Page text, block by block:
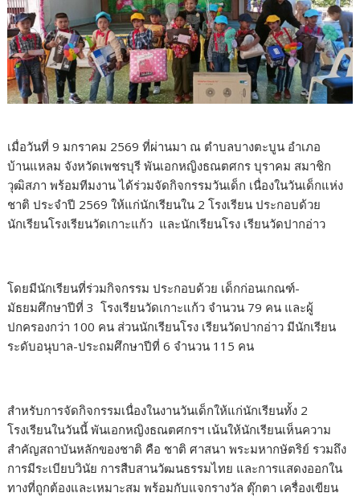
เมื่อวันที่ 9 มกราคม 2569 ที่ผ่านมา ณ ตำบลบางตะบูน อำเภอ
บ้านแหลม จังหวัดเพชรบุรี พันเอกหญิงธณตศกร บุราคม สมาชิก
วุฒิสภา พร้อมทีมงาน ได้ร่วมจัดกิจกรรมวันเด็ก เนื่องในวันเด็กแห่ง
ชาติ ประจำปี 2569 ให้แก่นักเรียนใน 2 โรงเรียน ประกอบด้วย
นักเรียนโรงเรียนวัดเกาะแก้ว และนักเรียนโรง เรียนวัดปากอ่าว
โดยมีนักเรียนที่ร่วมกิจกรรม ประกอบด้วย เด็กก่อนเกณฑ์-
มัธยมศึกษาปีที่ 3 โรงเรียนวัดเกาะแก้ว จำนวน 79 คน และผู้
ปกครองกว่า 100 คน ส่วนนักเรียนโรง เรียนวัดปากอ่าว มีนักเรียน
ระดับอนุบาล-ประถมศึกษาปีที่ 6 จำนวน 115 คน
สำหรับการจัดกิจกรรมเนื่องในงานวันเด็กให้แก่นักเรียนทั้ง 2
โรงเรียนในวันนี้ พันเอกหญิงธณตศกรฯ เน้นให้นักเรียนเห็นความ
สำคัญสถาบันหลักของชาติ คือ ชาติ ศาสนา พระมหากษัตริย์ รวมถึง
การมีระเบียบวินัย การสืบสานวัฒนธรรมไทย และการแสดงออกใน
ทางที่ถูกต้องและเหมาะสม พร้อมกับแจกรางวัล ตุ๊กตา เครื่องเขียน